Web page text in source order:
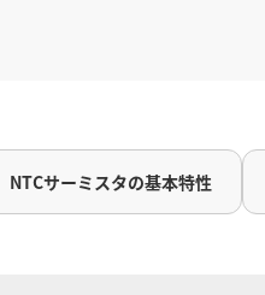
NTCサーミスタの基本特性